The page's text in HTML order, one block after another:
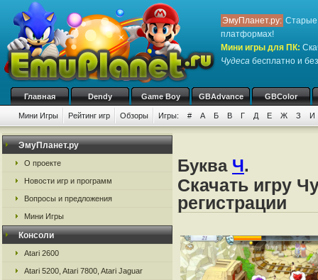
ЭмуПланет.ру: Старые
платформах!
Мини игры для ПК:
Чудеса бесплатно и
Главная Dendy Game Boy GBAdvance GBColor
Мини Игры Рейтинг игр Обзоры Игры: # А Б В Г Д Е Ж З И
ЭмуПланет.ру
О проекте
Новости игр и программ
Вопросы и предложения
Мини Игры
Консоли
Atari 2600
Atari 5200, Atari 7800, Atari Jaguar
Буква Ч.
Скачать игру
регистрации